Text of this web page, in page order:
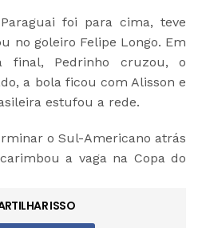
foi para cima, teve
no goleiro Felipe Longo. Em
final, Pedrinho cruzou, o
a bola ficou com Alisson e
estufou a rede.
o Sul-Americano atrás
a vaga na Copa do
ISSO